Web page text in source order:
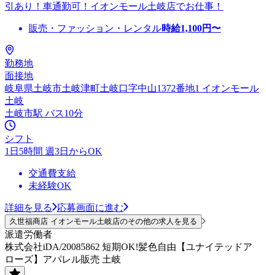
引あり！車通勤可！イオンモール土岐店でお仕事！
販売・ファッション・レンタル時給1,100円〜
勤務地
面接地
岐阜県土岐市土岐津町土岐口字中山1372番地1 イオンモール
土岐
土岐市駅 バス10分
シフト
1日5時間 週3日からOK
交通費支給
未経験OK
詳細を見る 応募画面に進む
久世福商店 イオンモール土岐店のその他の求人を見る
派遣労働者
株式会社iDA/20085862 短期OK!髪色自由【ユナイテッドア
ローズ】アパレル販売 土岐